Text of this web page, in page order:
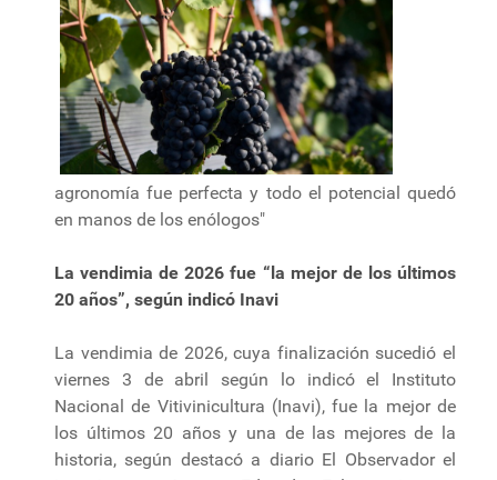
agronomía fue perfecta y todo el potencial quedó
en manos de los enólogos"
La vendimia de 2026 fue “la mejor de los últimos
20 años”, según indicó Inavi
La vendimia de 2026, cuya finalización sucedió el
viernes 3 de abril según lo indicó el Instituto
Nacional de Vitivinicultura (Inavi), fue la mejor de
los últimos 20 años y una de las mejores de la
historia, según destacó a diario El Observador el